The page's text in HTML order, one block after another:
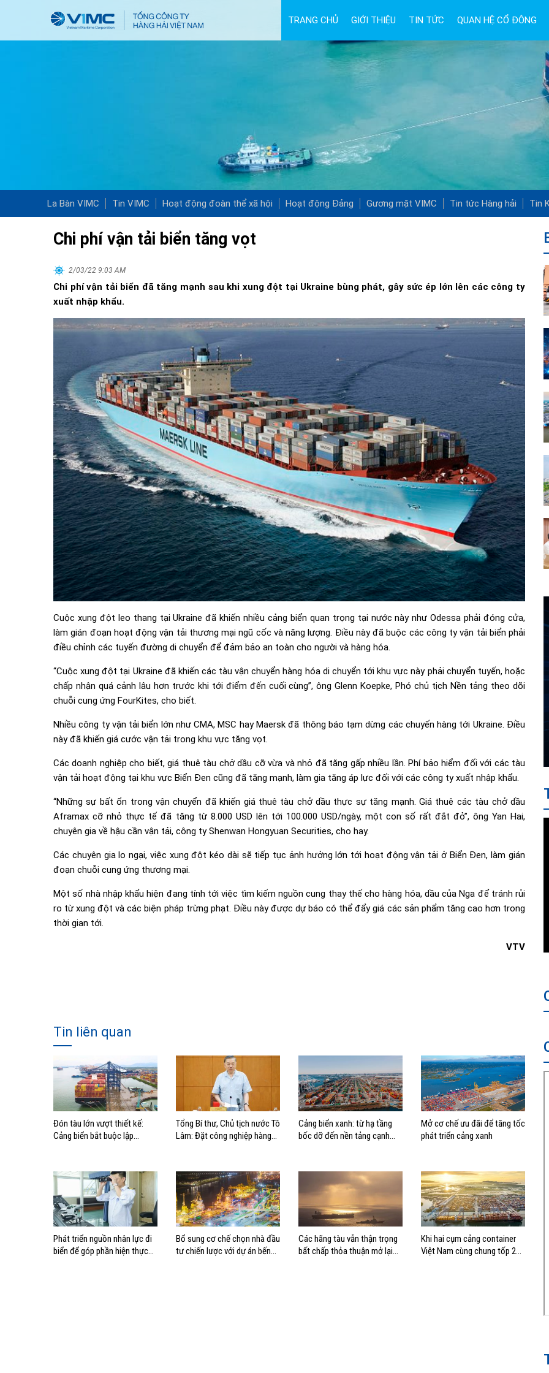
TRANG CHỦ GIỚI THIỆU TIN TỨC QUAN HỆ CỔ ĐÔNG
La Bàn VIMC Tin VIMC Hoạt động đoàn thể xã hội Hoạt động Đảng Gương mặt VIMC Tin tức Hàng hải Tin
Chi phí vận tải biển tăng vọt
2/03/22 9:03 AM
Chi phí vận tải biển đã tăng mạnh sau khi xung đột tại Ukraine bùng phát, gây sức ép lớn lên các công ty
xuất nhập khẩu.
Cuộc xung đột leo thang tại Ukraine đã khiến nhiều cảng biển quan trọng tại nước này như Odessa phải đóng cửa,
làm gián đoạn hoạt động vận tải thương mại ngũ cốc và năng lượng. Điều này đã buộc các công ty vận tải biển phải
điều chỉnh các tuyến đường di chuyển để đảm bảo an toàn cho người và hàng hóa.
“Cuộc xung đột tại Ukraine đã khiến các tàu vận chuyển hàng hóa di chuyển tới khu vực này phải chuyển tuyến, hoặc
chấp nhận quá cảnh lâu hơn trước khi tới điểm đến cuối cùng”, ông Glenn Koepke, Phó chủ tịch Nền tảng theo dõi
chuỗi cung ứng FourKites, cho biết.
Nhiều công ty vận tải biển lớn như CMA, MSC hay Maersk đã thông báo tạm dừng các chuyến hàng tới Ukraine. Điều
này đã khiến giá cước vận tải trong khu vực tăng vọt.
Các doanh nghiệp cho biết, giá thuê tàu chở dầu cỡ vừa và nhỏ đã tăng gấp nhiều lần. Phí bảo hiểm đối với các tàu
vận tải hoạt động tại khu vực Biển Đen cũng đã tăng mạnh, làm gia tăng áp lực đối với các công ty xuất nhập khẩu.
“Những sự bất ổn trong vận chuyển đã khiến giá thuê tàu chở dầu thực sự tăng mạnh. Giá thuê các tàu chở dầu
Aframax cỡ nhỏ thực tế đã tăng từ 8.000 USD lên tới 100.000 USD/ngày, một con số rất đắt đỏ”, ông Yan Hai,
chuyên gia về hậu cần vận tải, công ty Shenwan Hongyuan Securities, cho hay.
Các chuyên gia lo ngại, việc xung đột kéo dài sẽ tiếp tục ảnh hưởng lớn tới hoạt động vận tải ở Biển Đen, làm gián
đoạn chuỗi cung ứng thương mại.
Một số nhà nhập khẩu hiện đang tính tới việc tìm kiếm nguồn cung thay thế cho hàng hóa, dầu của Nga để tránh rủi
ro từ xung đột và các biện pháp trừng phạt. Điều này được dự báo có thể đẩy giá các sản phẩm tăng cao hơn trong
thời gian tới.
VTV
Tin liên quan
Đón tàu lớn vượt thiết kế:
Cảng biển bắt buộc lập
Tổng Bí thư, Chủ tịch nước Tô
Lâm: Đặt công nghiệp hàng
thành quốc gia biển mạnh
Cảng biển xanh: từ hạ tầng
bốc dỡ đến nền tảng cạnh
Mở cơ chế ưu đãi để tăng tốc
phát triển cảng xanh
Phát triển nguồn nhân lực đi
biển để góp phần hiện thực
Bổ sung cơ chế chọn nhà đầu
tư chiến lược với dự án bến
Các hãng tàu vẫn thận trọng
bất chấp thỏa thuận mở lại
Khi hai cụm cảng container
Việt Nam cùng chung tốp 20